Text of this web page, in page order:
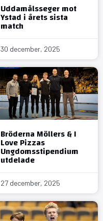
Uddamålsseger mot
Ystad i årets sista
match
30 december, 2025
Bröderna Möllers & I
Love Pizzas
Ungdomsstipendium
utdelade
27 december, 2025